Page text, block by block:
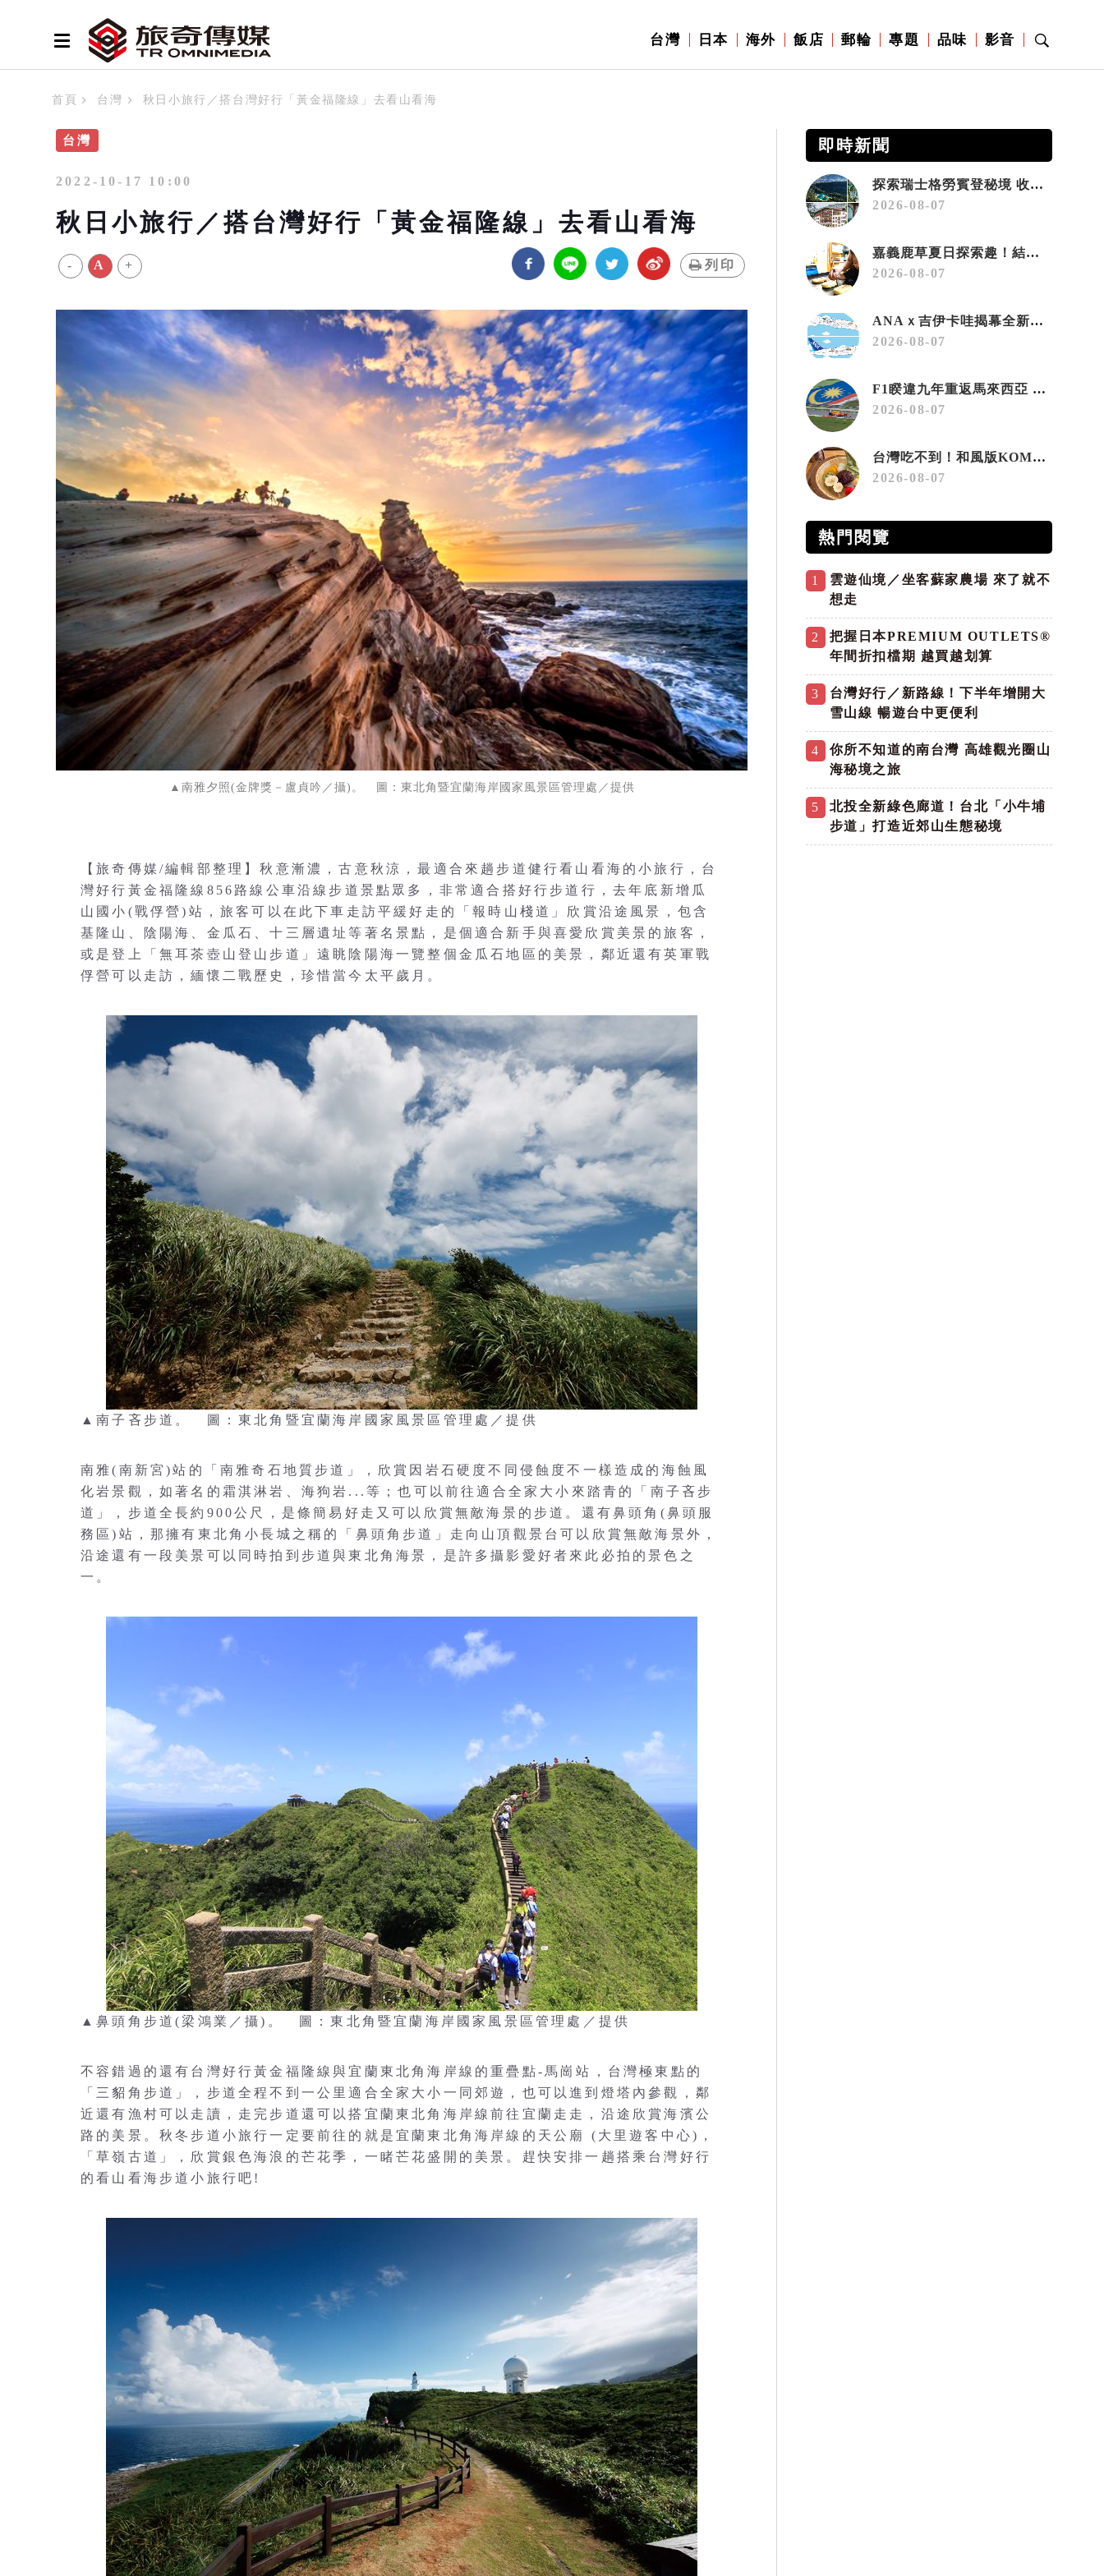
台灣 日本 海外 飯店 郵輪 專題 品味 影音
首頁 台灣 秋日小旅行／搭台灣好行「黃金福隆線」去看山看海
台灣
2022-10-17 10:00
秋日小旅行／搭台灣好行「黃金福隆線」去看山看海
- A + 列印
▲南雅夕照(金牌獎－盧貞吟／攝)。 圖：東北角暨宜蘭海岸國家風景區管理處／提供
【旅奇傳媒/編輯部整理】秋意漸濃，古意秋涼，最適合來趟步道健行看山看海的小旅行，台
灣好行黃金福隆線856路線公車沿線步道景點眾多，非常適合搭好行步道行，去年底新增瓜
山國小(戰俘營)站，旅客可以在此下車走訪平緩好走的「報時山棧道」欣賞沿途風景，包含
基隆山、陰陽海、金瓜石、十三層遺址等著名景點，是個適合新手與喜愛欣賞美景的旅客，
或是登上「無耳茶壺山登山步道」遠眺陰陽海一覽整個金瓜石地區的美景，鄰近還有英軍戰
俘營可以走訪，緬懷二戰歷史，珍惜當今太平歲月。
▲南子吝步道。 圖：東北角暨宜蘭海岸國家風景區管理處／提供
南雅(南新宮)站的「南雅奇石地質步道」，欣賞因岩石硬度不同侵蝕度不一樣造成的海蝕風
化岩景觀，如著名的霜淇淋岩、海狗岩...等；也可以前往適合全家大小來踏青的「南子吝步
道」，步道全長約900公尺，是條簡易好走又可以欣賞無敵海景的步道。還有鼻頭角(鼻頭服
務區)站，那擁有東北角小長城之稱的「鼻頭角步道」走向山頂觀景台可以欣賞無敵海景外，
沿途還有一段美景可以同時拍到步道與東北角海景，是許多攝影愛好者來此必拍的景色之
一。
▲鼻頭角步道(梁鴻業／攝)。 圖：東北角暨宜蘭海岸國家風景區管理處／提供
不容錯過的還有台灣好行黃金福隆線與宜蘭東北角海岸線的重疊點-馬崗站，台灣極東點的
「三貂角步道」，步道全程不到一公里適合全家大小一同郊遊，也可以進到燈塔內參觀，鄰
近還有漁村可以走讀，走完步道還可以搭宜蘭東北角海岸線前往宜蘭走走，沿途欣賞海濱公
路的美景。秋冬步道小旅行一定要前往的就是宜蘭東北角海岸線的天公廟 (大里遊客中心)，
「草嶺古道」，欣賞銀色海浪的芒花季，一睹芒花盛開的美景。趕快安排一趟搭乘台灣好行
的看山看海步道小旅行吧!
即時新聞
探索瑞士格勞賓登秘境 收藏六種阿爾卑斯夏日療癒之旅
2026-08-07
嘉義鹿草夏日探索趣！結合科學、農場與自然的親子小旅行
2026-08-07
ANAｘ吉伊卡哇揭幕全新彩繪機「Chiikawa JET」
2026-08-07
F1睽違九年重返馬來西亞 三大國際賽事打造10月運動旅遊熱潮 賽車、自行車、路跑同週登場
2026-08-07
台灣吃不到！和風版KOMEDA咖啡讓你吃遍名古屋在地美食
2026-08-07
熱門閱覽
1
雲遊仙境／坐客蘇家農場 來了就不
想走
2
把握日本PREMIUM OUTLETS®
年間折扣檔期 越買越划算
3
台灣好行／新路線！下半年增開大
雪山線 暢遊台中更便利
4
你所不知道的南台灣 高雄觀光圈山
海秘境之旅
5
北投全新綠色廊道！台北「小牛埔
步道」打造近郊山生態秘境